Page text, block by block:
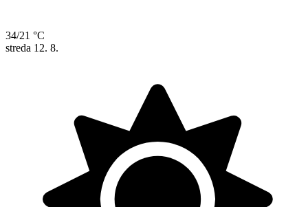
34/21 °C
streda 12. 8.